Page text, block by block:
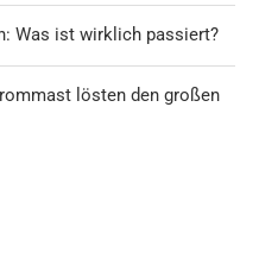
Was ist wirklich passiert?
lösten den großen